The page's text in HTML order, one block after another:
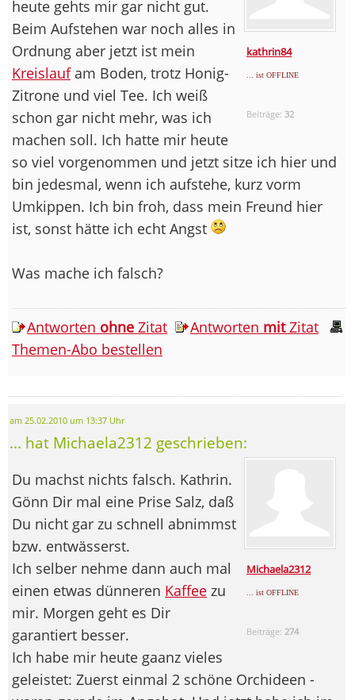
kathrin84
... ist OFFLINE
Beiträge:32
heute gehts mir gar nicht gut.
Beim Aufstehen war noch alles in
Ordnung aber jetzt ist mein
Kreislaufam Boden, trotz Honig-
Zitrone und viel Tee. Ich weiß
schon gar nicht mehr, was ich
machen soll. Ich hatte mir heute
so viel vorgenommen und jetzt sitze ich hier und
bin jedesmal, wenn ich aufstehe, kurz vorm
Umkippen. Ich bin froh, dass mein Freund hier
ist, sonst hätte ich echt Angst
Was mache ich falsch?
Antworten ohne Zitat Antworten mitZitat
Themen-Abo bestellen
am 25.02.2010 um 13:37 Uhr
... hat Michaela2312 geschrieben:
Michaela2312
... ist OFFLINE
Beiträge: 274
Du machst nichts falsch. Kathrin.
Gönn Dir mal eine Prise Salz, daß
Du nicht gar zu schnell abnimmst
bzw. entwässerst.
Ich selber nehme dann auch mal
einen etwas dünneren Kaffee zu
mir. Morgen geht es Dir
garantiert besser.
Ich habe mir heute gaanz vieles
geleistet: Zuerst einmal 2 schöne Orchideen -